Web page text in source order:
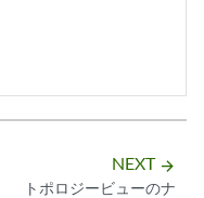
NEXT arrow_forward
トポロジービューのナ